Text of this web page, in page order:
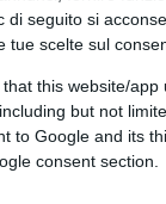
di seguito si
tue scelte sul
that this website/
but not
to Google and its
consent section.
sono
che la
le